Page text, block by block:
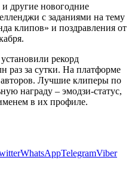
другие новогодние
с заданиями на тему
клипов» и поздравления от
рекорд
раз за сутки. На платформе
Лучшие клиперы по
награду – эмодзи-статус,
в их профиле.
WhatsAppTelegramViber